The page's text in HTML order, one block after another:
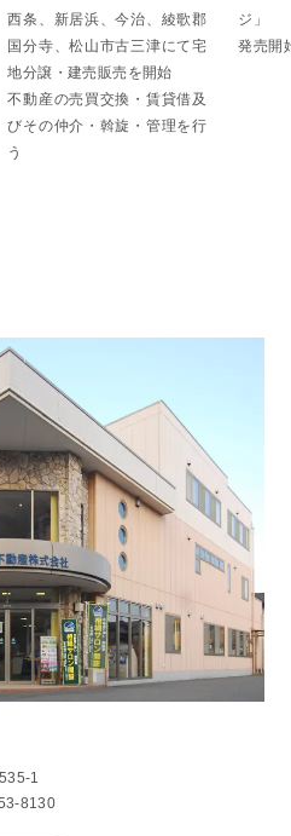
西条、新居浜、今治、綾歌郡
国分寺、松山市古三津にて宅
地分譲・建売販売を開始
不動産の売買交換・賃貸借及
びその仲介・斡旋・管理を行
う
ジ」
発売開
1
8130